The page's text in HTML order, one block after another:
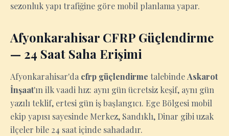
sezonluk yapı trafiğine göre mobil planlama yapar.
Afyonkarahisar CFRP Güçlendirme
— 24 Saat Saha Erişimi
Afyonkarahisar'da cfrp güçlendirme talebindeAskarot
İnşaat'ın ilk vaadi hız: aynı gün ücretsiz keşif, aynı gün
yazılı teklif, ertesi gün iş başlangıcı. Ege Bölgesi mobil
ekip yapısı sayesinde Merkez, Sandıklı, Dinar gibi uzak
ilçeler bile 24 saat içinde sahadadır.